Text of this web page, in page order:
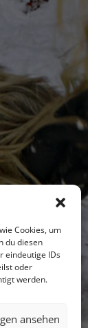
Cookies, um
du diesen
eindeutige IDs
oder
werden.
ansehen